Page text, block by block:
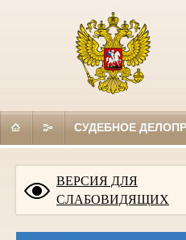
СУДЕБНОЕ
ВЕРСИЯ ДЛЯ
СЛАБОВИДЯЩИХ